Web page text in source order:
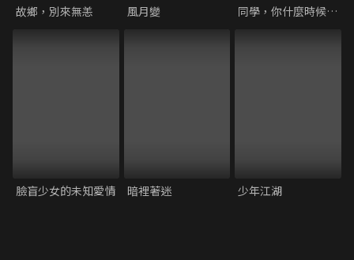
故鄉，別來無恙 風月變 同學，你什麼時候從我家搬走
臉盲少女的未知愛情 暗裡著迷 少年江湖